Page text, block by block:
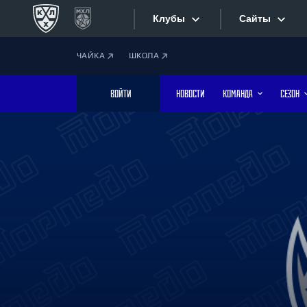
Клубы
Дивизион Боброва
Лада
Сайты
Фотобанк
ЧАЙКА ШКОЛА
ВОЙТИ НОВОСТИ КОМАНДА СЕЗОН